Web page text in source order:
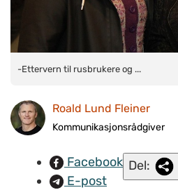
-Ettervern til rusbrukere og bedre
SINTEF-forsker Solveig Ose (t.h.). Her
Kaspersen, medforfatter av den nye
Fleiner/napha.no.
-Ettervern til rusbrukere og ...
Roald Lund Fleiner
Kommunikasjonsrådgiver
Facebook
E-post
Del: